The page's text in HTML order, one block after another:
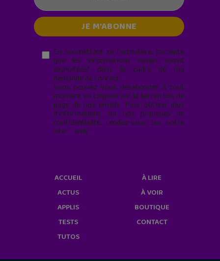
En soumettant ce formulaire, j’accepte
que les informations saisies soient
exploitées* dans le cadre de ma
demande de contact.
Vous pouvez vous désabonner à tout
moment en cliquant sur le lien en bas de
page de nos emails. Pour obtenir plus
d'informations sur nos pratiques de
confidentialité, rendez-vous sur notre
site web
ACCUEIL
ACTUS
APPLIS
TESTS
TUTOS
À LIRE
À VOIR
BOUTIQUE
CONTACT